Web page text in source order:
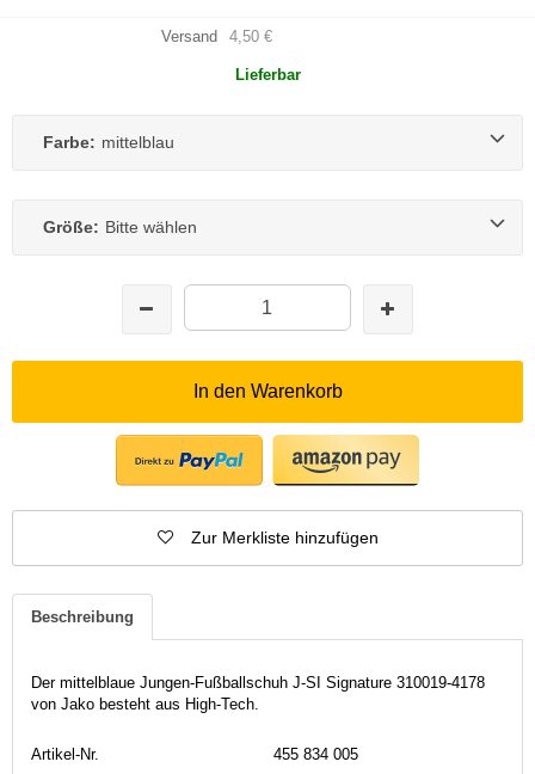
Versand 4,50 €
Lieferbar
Farbe: mittelblau
Größe: Bitte wählen
In den Warenkorb
Zur Merkliste hinzufügen
Beschreibung
Der mittelblaue Jungen-Fußballschuh J-SI Signature 310019-4178
von Jako besteht aus High-Tech.
Artikel-Nr.
455 834 005